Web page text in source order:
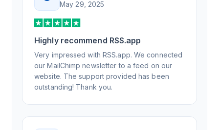
weeks, but after many revisions and direct
support, all of my release notes are in a way
that my users understand and find value in.
Honestly, it has been an exceptional
experience, and I will be pushing everyone I
know to RSS.app for their RSS needs.
May 29, 2025
Highly recommend RSS.app
Very impressed with RSS.app. We connected
our MailChimp newsletter to a feed on our
website. The support provided has been
outstanding! Thank you.